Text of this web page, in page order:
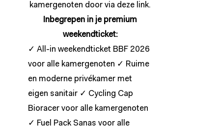
kamergenoten door via deze link.
Inbegrepen in je premium
weekendticket:
✓ All-in weekendticket BBF 2026
voor alle kamergenoten ✓ Ruime
en moderne privékamer met
eigen sanitair ✓ Cycling Cap
Bioracer voor alle kamergenoten
✓ Fuel Pack Sanas voor alle